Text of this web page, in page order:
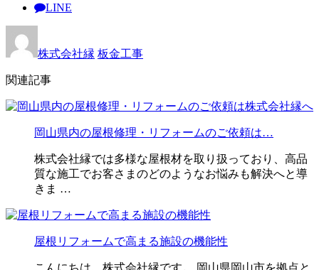
LINE
株式会社縁 板金工事
関連記事
岡山県内の屋根修理・リフォームのご依頼は…
株式会社縁では多様な屋根材を取り扱っており、高品
質な施工でお客さまのどのようなお悩みも解決へと導
きま …
屋根リフォームで高まる施設の機能性
こんにちは、株式会社縁です。 岡山県岡山市を拠点と